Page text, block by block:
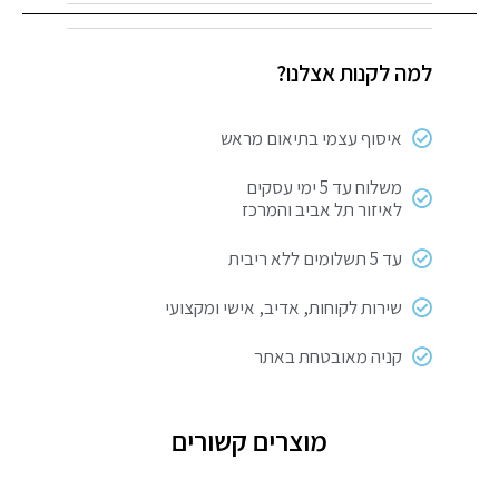
תליה
Smart
למה לקנות אצלנו?
איסוף עצמי בתיאום מראש
משלוח עד 5 ימי עסקים
לאיזור תל אביב והמרכז
עד 5 תשלומים ללא ריבית
שירות לקוחות, אדיב, אישי ומקצועי
קניה מאובטחת באתר
מוצרים קשורים